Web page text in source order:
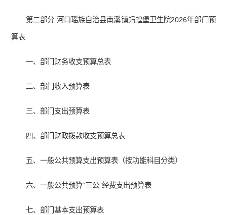
第二部分 河口瑶族自治县南溪镇蚂蝗堡卫生院2026年部门预
算表
一、部门财务收支预算总表
二、部门收入预算表
三、部门支出预算表
四、部门财政拨款收支预算总表
五、一般公共预算支出预算表（按功能科目分类）
六、一般公共预算“三公”经费支出预算表
七、部门基本支出预算表